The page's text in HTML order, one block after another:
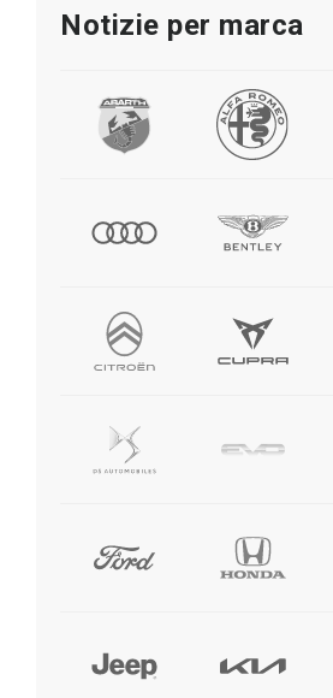
Notizie per marca